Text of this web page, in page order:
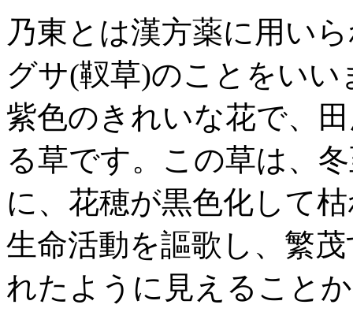
乃東とは漢方薬に用い
グサ(靫草)のことをいい
紫色のきれいな花で、
る草です。この草は、
に、花穂が黒色化して
生命活動を謳歌し、繁
れたように見えること